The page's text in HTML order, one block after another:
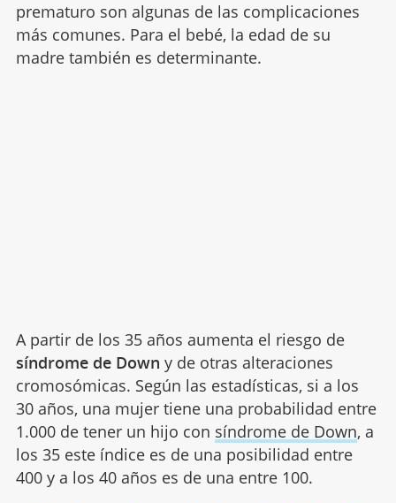
prematuro son algunas de las complicaciones
más comunes. Para el bebé, la edad de su
madre también es determinante.
A partir de los 35 años aumenta el riesgo de
síndrome de Down y de otras alteraciones
cromosómicas. Según las estadísticas, si a los
30 años, una mujer tiene una probabilidad entre
1.000 de tener un hijo con síndrome de Down, a
los 35 este índice es de una posibilidad entre
400 y a los 40 años es de una entre 100.